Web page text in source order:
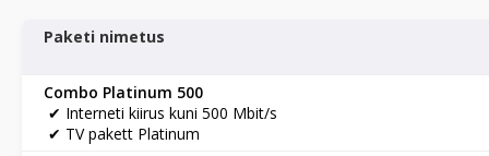
Paketi nimetus
Combo Platinum 500
✔ Interneti kiirus kuni 500 Mbit/s
✔ TV pakett Platinum